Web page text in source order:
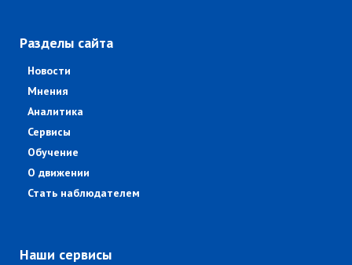
Разделы сайта
Новости
Мнения
Аналитика
Сервисы
Обучение
О движении
Стать наблюдателем
Наши сервисы